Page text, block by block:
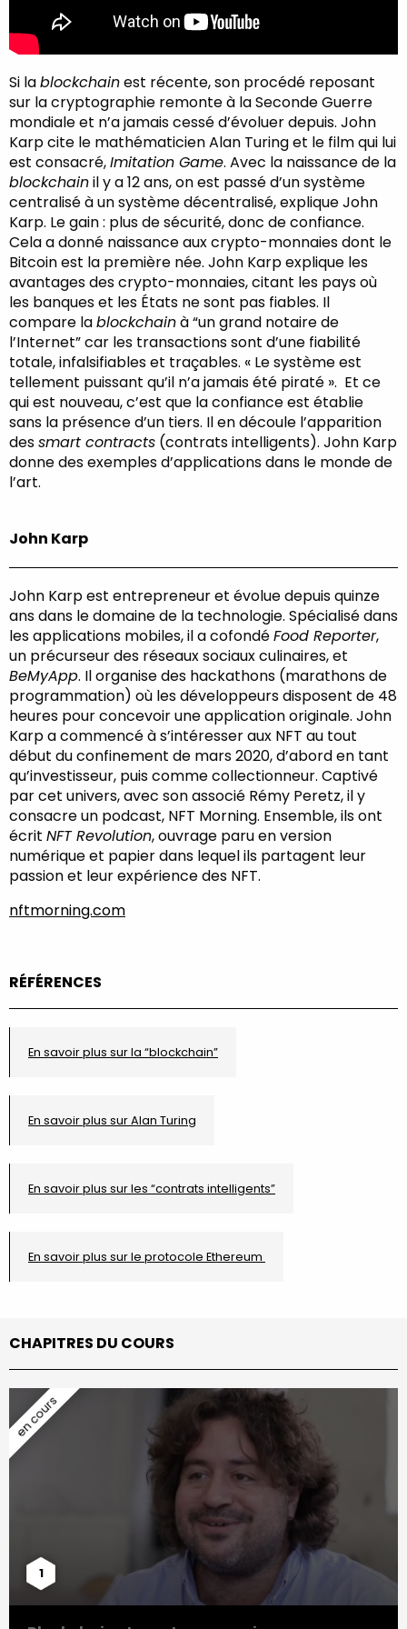
Si lablockchainest récente, son procédé reposant
sur la cryptographie remonte à la Seconde Guerre
mondiale et n’a jamais cessé d’évoluer depuis. John
Karp cite le mathématicien Alan Turing et le film qui lui
est consacré,Imitation Game. Avec la naissance de la
blockchainil y a 12 ans, on est passé d’un système
centralisé à un système décentralisé, explique John
Karp. Le gain : plus de sécurité, donc de confiance.
Cela a donné naissance aux crypto-monnaies dont le
Bitcoin est la première née. John Karp explique les
avantages des crypto-monnaies, citant les pays où
les banques et les États ne sont pas fiables. Il
compare lablockchainà “un grand notaire de
l’Internet” car les transactions sont d’une fiabilité
totale, infalsifiables et traçables. « Le système est
tellement puissant qu’il n’a jamais été piraté ». Et ce
qui est nouveau, c’est que la confiance est établie
sans la présence d’un tiers. Il en découle l’apparition
dessmart contracts (contrats intelligents). John Karp
donne des exemples d’applications dans le monde de
l’art.
John Karp
John Karp est entrepreneur et évolue depuis quinze
ans dans le domaine de la technologie. Spécialisé dans
les applications mobiles, il a cofondéFood Reporter,
un précurseur des réseaux sociaux culinaires, et
BeMyApp. Il organise des hackathons (marathons de
programmation) où les développeurs disposent de 48
heures pour concevoir une application originale. John
Karp a commencé à s’intéresser aux NFT au tout
début du confinement de mars 2020, d’abord en tant
qu’investisseur, puis comme collectionneur. Captivé
par cet univers, avec son associé Rémy Peretz, il y
consacre un podcast, NFT Morning. Ensemble, ils ont
écrit NFT Revolution, ouvrage paru en version
numérique et papier dans lequel ils partagent leur
passion et leur expérience des NFT.
nftmorning.com
RÉFÉRENCES
En savoir plus sur la “blockchain”
En savoir plus sur Alan Turing
En savoir plus sur les “contrats intelligents”
En savoir plus sur le protocole Ethereum
CHAPITRES DU COURS
1